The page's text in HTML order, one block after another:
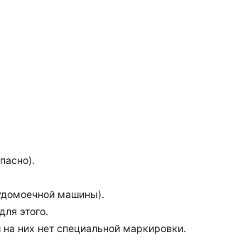
машины).
этого.
них нет специальной маркировки.